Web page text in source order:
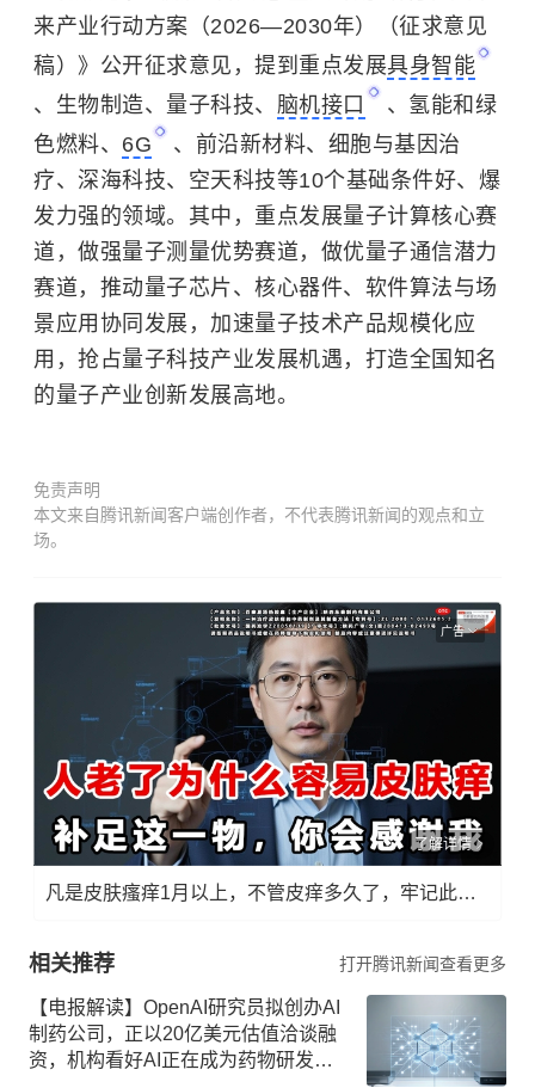
来产业行动方案（2026—2030年）（征求意见
稿）》公开征求意见，提到重点发展具身智能
、生物制造、量子科技、 脑机接口
、氢能和绿
色燃料、 6G
、前沿新材料、细胞与基因治
疗、深海科技、空天科技等10个基础条件好、爆
发力强的领域。其中，重点发展量子计算核心赛
道，做强量子测量优势赛道，做优量子通信潜力
赛道，推动量子芯片、核心器件、软件算法与场
景应用协同发展，加速量子技术产品规模化应
用，抢占量子科技产业发展机遇，打造全国知名
的量子产业创新发展高地。
免责声明
本文来自腾讯新闻客户端创作者，不代表腾讯新闻的观点和立
场。
广告
了解详情
凡是皮肤瘙痒1月以上，不管皮痒多久了，牢记此法，快！准！狠！
相关推荐 打开腾讯新闻查看更多
【电报解读】OpenAI研究员拟创办AI
制药公司，正以20亿美元估值洽谈融
资，机构看好AI正在成为药物研发体